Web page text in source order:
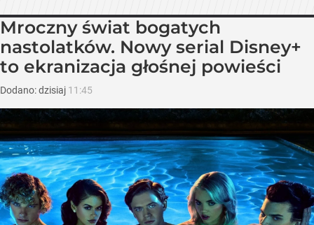
Mroczny świat bogatych
nastolatków. Nowy serial Disney+
to ekranizacja głośnej powieści
Dodano:dzisiaj 11:45